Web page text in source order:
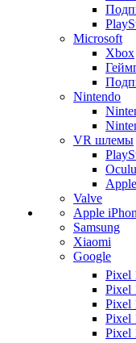
Microsoft
Xbox
Nintendo
VR шлемы
Valve
Apple
Samsung
Xiaomi
Google
Pixel
Pixel
Pixel
Pixel
Pixel